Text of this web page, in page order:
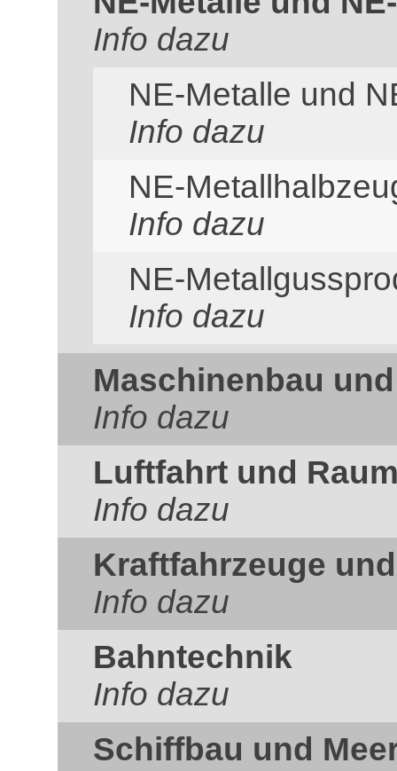
Info dazu
NE-Metalle und
Info dazu
NE-
Info dazu
NE-
Info dazu
Maschinenbau
Info dazu
Luftfahrt und
Info dazu
Kraftfahrzeuge
Info dazu
Bahntechnik
Info dazu
Schiffbau und